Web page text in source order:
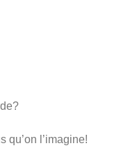
l’imagine!